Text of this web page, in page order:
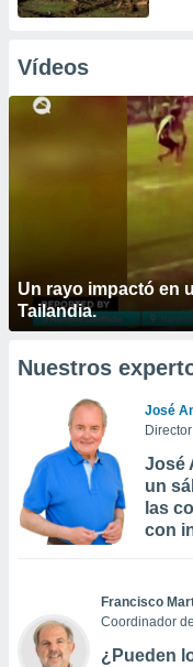
Vídeos
Un rayo impactó en
Tailandia.
Nuestros
José
José
un
las
con
Francisco
Coordinador
¿Pueden